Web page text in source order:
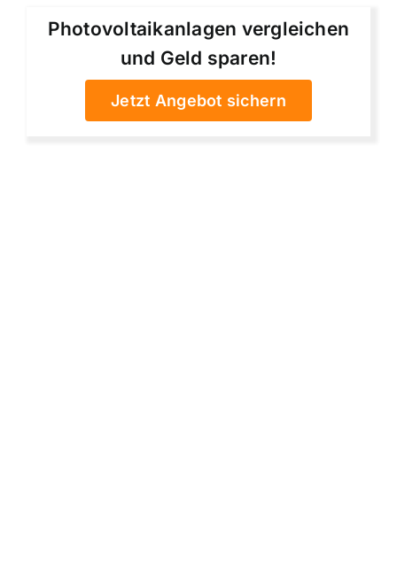
Photovoltaikanlagen vergleichen
und Geld sparen!
Jetzt Angebot sichern